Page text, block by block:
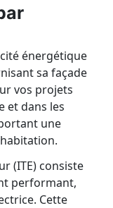
énergétique
sa façade
vos projets
et dans les
une
(ITE) consiste
performant,
Cette